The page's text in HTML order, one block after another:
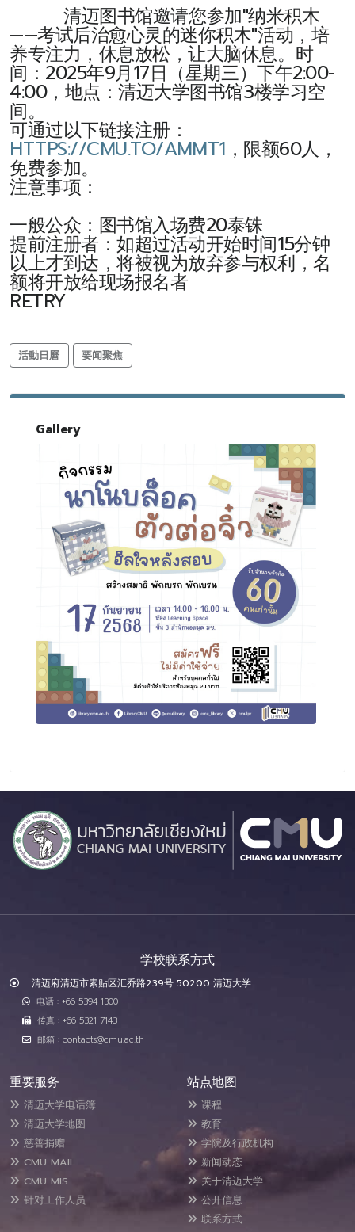
清迈图书馆邀请您参加"纳米积木
——考试后治愈心灵的迷你积木"活动，培
养专注力，休息放松，让大脑休息。时
间：2025年9月17日（星期三）下午2:00-
4:00，地点：清迈大学图书馆3楼学习空
间。
可通过以下链接注册：
HTTPS://CMU.TO/AMMT1 ，限额60人，
免费参加。
注意事项：
一般公众：图书馆入场费20泰铢
提前注册者：如超过活动开始时间15分钟
以上才到达，将被视为放弃参与权利，名
额将开放给现场报名者
RETRY
活動日曆 要闻聚焦
Gallery
学校联系方式
清迈府清迈市素贴区汇乔路239号 50200 清迈大学
电话 : +66 5394 1300
传真 : +66 5321 7143
邮箱 : contacts@cmu.ac.th
重要服务
清迈大学电话簿
清迈大学地图
慈善捐赠
CMU MAIL
CMU MIS
针对工作人员
站点地图
课程
教育
学院及行政机构
新闻动态
关于清迈大学
公开信息
联系方式